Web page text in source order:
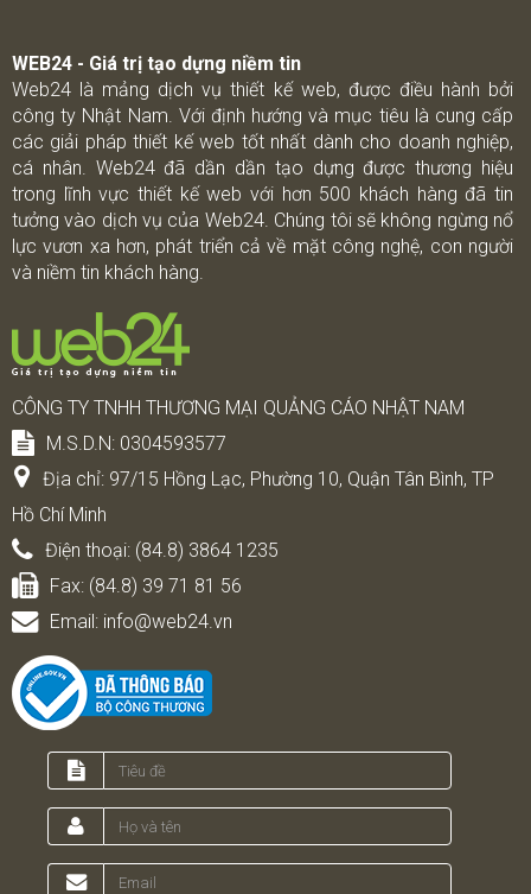
WEB24 - Giá trị tạo dựng niềm tin
Web24 là mảng dịch vụ thiết kế web, được điều hành bởi
công ty Nhật Nam. Với định hướng và mục tiêu là cung cấp
các giải pháp thiết kế web tốt nhất dành cho doanh nghiệp,
cá nhân. Web24 đã dần dần tạo dựng được thương hiệu
trong lĩnh vực thiết kế web với hơn 500 khách hàng đã tin
tưởng vào dịch vụ của Web24. Chúng tôi sẽ không ngừng nổ
lực vươn xa hơn, phát triển cả về mặt công nghệ, con người
và niềm tin khách hàng.
CÔNG TY TNHH THƯƠNG MẠI QUẢNG CÁO NHẬT NAM
M.S.D.N: 0304593577
Địa chỉ: 97/15 Hồng Lạc, Phường 10, Quận Tân Bình, TP
Hồ Chí Minh
Điện thoại: (84.8) 3864 1235
Fax: (84.8) 39 71 81 56
Email: info@web24.vn